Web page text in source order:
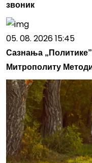
звоник
05. 08. 2026 15:45
Сазнања
Митрополиту